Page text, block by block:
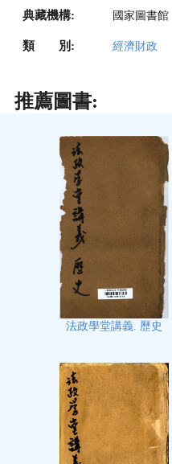
典藏機構: 國家圖書館
類 別: 經濟財政
推薦圖書:
法政學堂講義. 歷史